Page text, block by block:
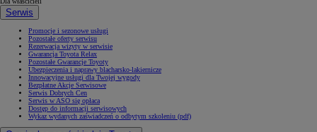
Serwis
Promocje i sezonowe usługi
Pozostałe oferty serwisu
Rezerwacja wizyty w serwisie
Gwarancja Toyota Relax
Pozostałe Gwarancje Toyoty
Ubezpieczenia i naprawy blacharsko-lakiernicze
Innowacyjne usługi dla Twojej wygody
Bezpłatne Akcje Serwisowe
Serwis Dobrych Cen
Serwis w ASO się opłaca
Dostęp do informacji serwisowych
Wykaz wydanych zaświadczeń o odbytym szkoleniu (pdf)